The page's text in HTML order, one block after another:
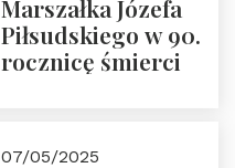
Marszałka Józefa
Piłsudskiego w 90.
rocznicę śmierci
07/05/2025